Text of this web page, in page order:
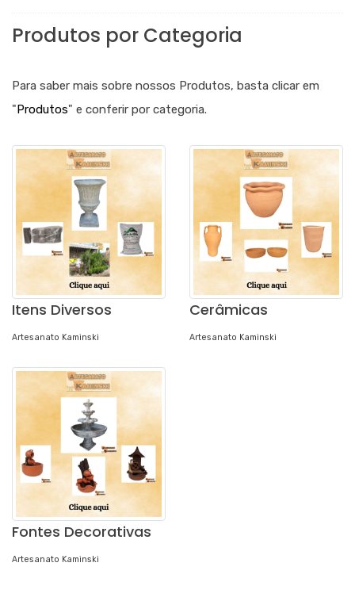
Produtos por Categoria
Para saber mais sobre nossos Produtos, basta clicar em
"Produtos" e conferir por categoria.
Itens Diversos
Artesanato Kaminski
Cerâmicas
Artesanato Kaminski
Fontes Decorativas
Artesanato Kaminski